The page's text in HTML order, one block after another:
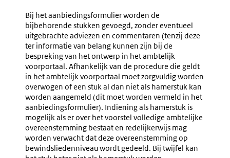
Bij het aanbiedingsformulier worden de
bijbehorende stukken gevoegd, zonder eventueel
uitgebrachte adviezen en commentaren (tenzij deze
ter informatie van belang kunnen zijn bij de
bespreking van het ontwerp in het ambtelijk
voorportaal. Afhankelijk van de procedure die geldt
in het ambtelijk voorportaal moet zorgvuldig worden
overwogen of een stuk al dan niet als hamerstuk kan
worden aangemeld (dit moet worden vermeld in het
aanbiedingsformulier). Indiening als hamerstuk is
mogelijk als er over het voorstel volledige ambtelijke
overeenstemming bestaat en redelijkerwijs mag
worden verwacht dat deze overeenstemming op
bewindsliedenniveau wordt gedeeld. Bij twijfel kan